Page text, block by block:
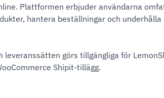
Plattformen erbjuder användarna
hantera beställningar och underhålla
görs tillgängliga för
Shipit-tillägg.